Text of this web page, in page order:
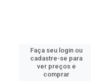
Faça seu login ou
cadastre-se para
ver preços e
comprar